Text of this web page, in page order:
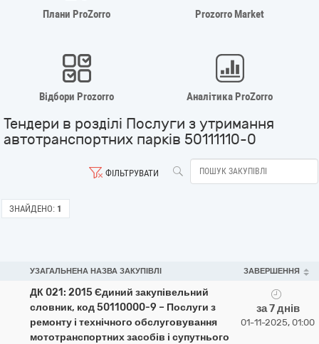
Плани ProZorro Prozorro Market
Відбори Prozorro Аналітика ProZorro
Тендери в розділі Послуги з утримання
автотранспортних парків 50111110-0
ФІЛЬТРУВАТИ
ЗНАЙДЕНО: 1
УЗАГАЛЬНЕНА НАЗВА ЗАКУПІВЛІ ЗАВЕРШЕННЯ
ДК 021: 2015 Єдиний закупівельний
словник, код 50110000-9 – Послуги з
ремонту і технічного обслуговування
мототранспортних засобів і супутнього
за 7 днів
01-11-2025, 01:00